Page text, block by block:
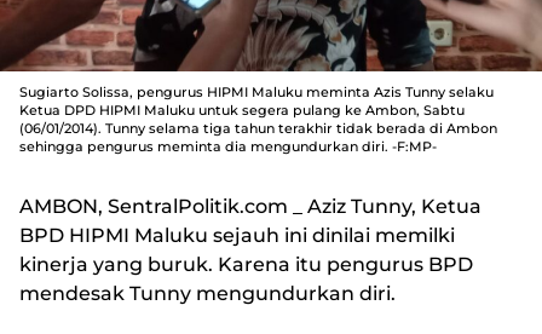
Sugiarto Solissa, pengurus HIPMI Maluku meminta Azis Tunny selaku
Ketua DPD HIPMI Maluku untuk segera pulang ke Ambon, Sabtu
(06/01/2014). Tunny selama tiga tahun terakhir tidak berada di Ambon
sehingga pengurus meminta dia mengundurkan diri. -F:MP-
AMBON, SentralPolitik.com _ Aziz Tunny, Ketua
BPD HIPMI Maluku sejauh ini dinilai memilki
kinerja yang buruk. Karena itu pengurus BPD
mendesak Tunny mengundurkan diri.